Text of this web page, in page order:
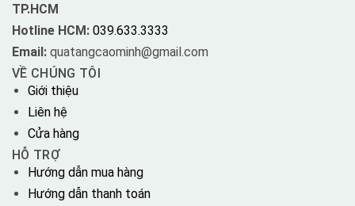
TP.HCM
Hotline HCM: 039.633.3333
Email: quatangcaominh@gmail.com
VỀ CHÚNG TÔI
Giới thiệu
Liên hệ
Cửa hàng
HỖ TRỢ
Hướng dẫn mua hàng
Hướng dẫn thanh toán